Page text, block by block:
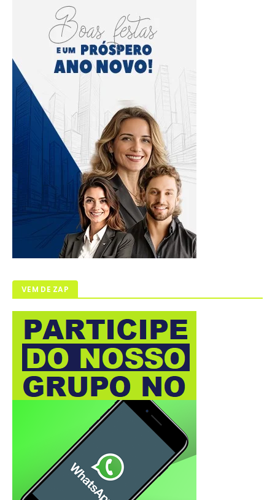
VEM DE ZAP